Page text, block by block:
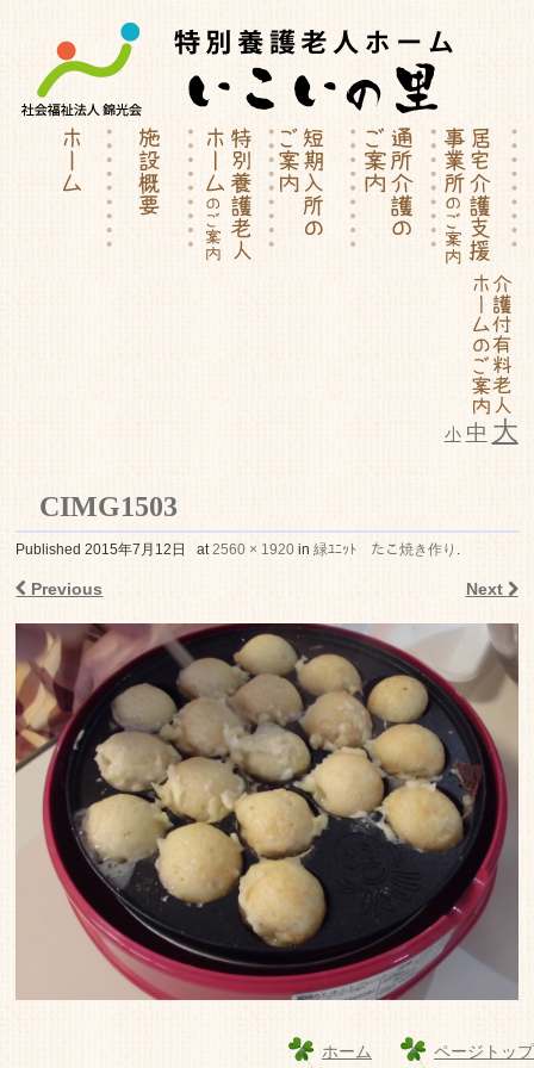
小 中 大
特別養護老人ホーム | 介護付有料
老人ホーム いこいの里
CIMG1503
Published2015年7月12日 at2560 × 1920 in緑ﾕﾆｯﾄ たこ焼き作り .
Previous Next
ホーム ページトップ